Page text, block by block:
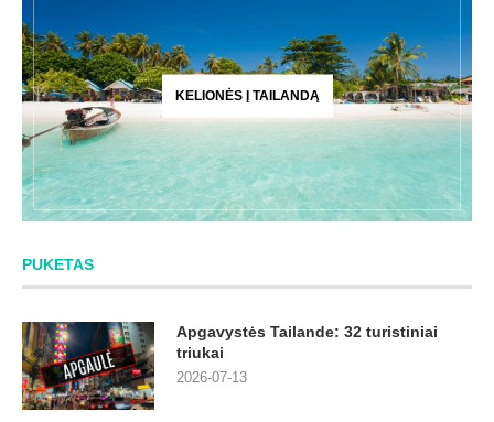
KELIONĖS Į TAILANDĄ
PUKETAS
Apgavystės Tailande: 32 turistiniai
triukai
2026-07-13